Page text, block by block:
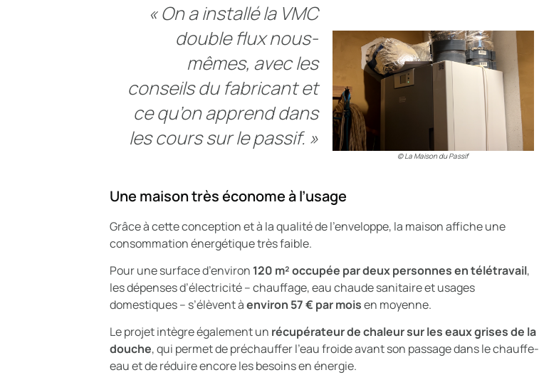
«On a installé la VMC
double flux nous-
mêmes, avec les
conseils du fabricant et
ce qu’on apprend dans
les cours sur le passif. »
© La Maison du Passif
Une maison très économe à l’usage
Grâce à cette conception et à la qualité de l’enveloppe, la maison affiche une
consommation énergétique très faible.
Pour une surface d’environ 120 m² occupée par deux personnes en télétravail,
les dépenses d’électricité – chauffage, eau chaude sanitaire et usages
domestiques – s’élèvent àenviron 57 € par moisen moyenne.
Le projet intègre également un récupérateur de chaleur sur les eaux grises de la
douche, qui permet de préchauffer l’eau froide avant son passage dans le chauffe-
eau et de réduire encore les besoins en énergie.